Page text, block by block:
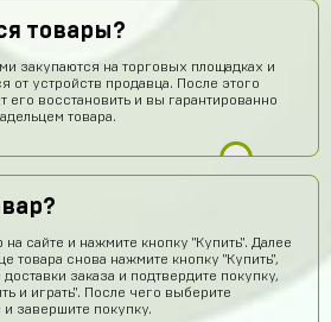
товары?
закупаются на торговых площадках и
от устройств продавца. После этого
восстановить и вы гарантированно
товара.
сайте и нажмите кнопку "Купить". Далее
товара снова нажмите кнопку "Купить",
заказа и подтвердите покупку,
и играть". После чего выберите
завершите покупку.